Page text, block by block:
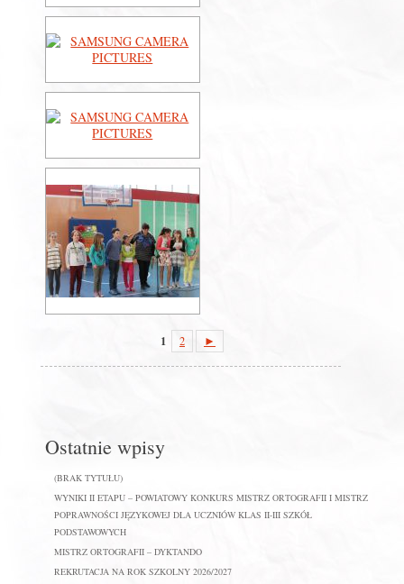
1 2 ►
Ostatnie wpisy
(BRAK TYTUŁU)
WYNIKI II ETAPU – POWIATOWY KONKURS MISTRZ ORTOGRAFII I MISTRZ
POPRAWNOŚCI JĘZYKOWEJ DLA UCZNIÓW KLAS II-III SZKÓŁ
PODSTAWOWYCH
MISTRZ ORTOGRAFII – DYKTANDO
REKRUTACJA NA ROK SZKOLNY 2026/2027